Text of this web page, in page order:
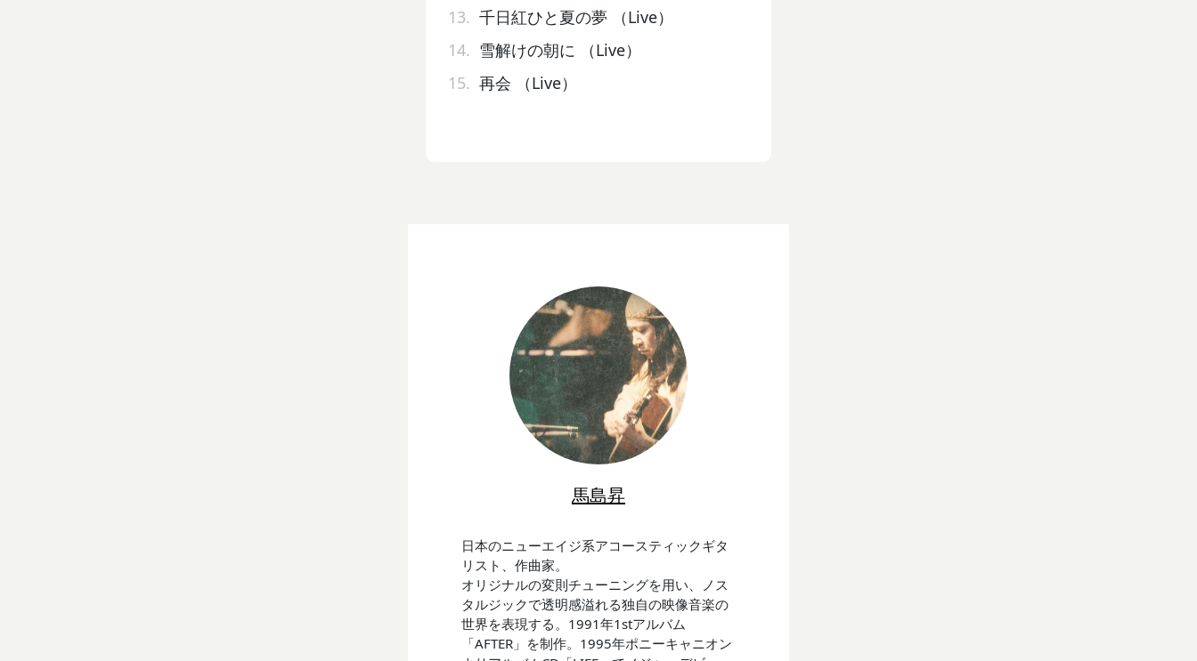
13. 千日紅ひと夏の夢 （Live）
14. 雪解けの朝に （Live）
15. 再会 （Live）
馬島昇
日本のニューエイジ系アコースティックギタ
リスト、作曲家。
オリジナルの変則チューニングを用い、ノス
タルジックで透明感溢れる独自の映像音楽の
世界を表現する。1991年1stアルバム
「AFTER」を制作。1995年ポニーキャニオン